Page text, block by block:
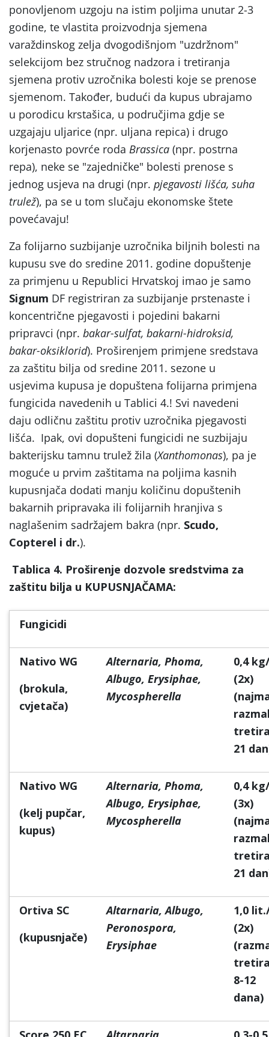
ponovljenom uzgoju na istim poljima unutar 2-3
godine, te vlastita proizvodnja sjemena
varaždinskog zelja dvogodišnjom "uzdržnom"
selekcijom bez stručnog nadzora i tretiranja
sjemena protiv uzročnika bolesti koje se prenose
sjemenom. Također, budući da kupus ubrajamo
u porodicu krstašica, u područjima gdje se
uzgajaju uljarice (npr. uljana repica) i drugo
korjenasto povrće roda Brassica (npr. postrna
repa), neke se "zajedničke" bolesti prenose s
jednog usjeva na drugi (npr. pjegavosti lišća, suha
trulež), pa se u tom slučaju ekonomske štete
povećavaju!
Za folijarno suzbijanje uzročnika biljnih bolesti na
kupusu sve do sredine 2011. godine dopuštenje
za primjenu u Republici Hrvatskoj imao je samo
Signum DF registriran za suzbijanje prstenaste i
koncentrične pjegavosti i pojedini bakarni
pripravci (npr. bakar-sulfat, bakarni-hidroksid,
bakar-oksiklorid). Proširenjem primjene sredstava
za zaštitu bilja od sredine 2011. sezone u
usjevima kupusa je dopuštena folijarna primjena
fungicida navedenih u Tablici 4.! Svi navedeni
daju odličnu zaštitu protiv uzročnika pjegavosti
lišća. Ipak, ovi dopušteni fungicidi ne suzbijaju
bakterijsku tamnu trulež žila (Xanthomonas), pa je
moguće u prvim zaštitama na poljima kasnih
kupusnjača dodati manju količinu dopuštenih
bakarnih pripravaka ili folijarnih hranjiva s
naglašenim sadržajem bakra (npr. Scudo,
Copterel i dr.).
Tablica 4. Proširenje dozvole sredstvima za
zaštitu bilja u KUPUSNJAČAMA:
Fungicidi
Nativo WG
(brokula,
cvjetača)
Alternaria, Phoma,
Albugo, Erysiphae,
Mycospherella
0,4
(2x)
21
Nativo WG
(kelj pupčar,
kupus)
Alternaria, Phoma,
Albugo, Erysiphae,
Mycospherella
0,4
(3x)
21
Ortiva SC
(kupusnjače)
Altarnaria, Albugo,
Peronospora,
Erysiphae
1,0
(2x)
8-12
dana)